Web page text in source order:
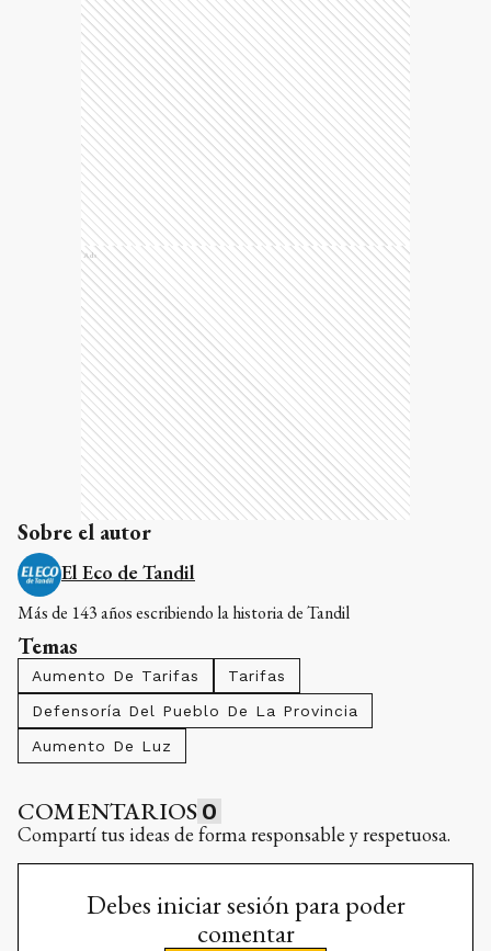
Ads
Sobre el autor
El Eco de Tandil
Más de 143 años escribiendo la historia de Tandil
Temas
Aumento De Tarifas
Tarifas
Defensoría Del Pueblo De La Provincia
Aumento De Luz
COMENTARIOS 0
Compartí tus ideas de forma responsable y respetuosa.
Debes iniciar sesión para poder
comentar